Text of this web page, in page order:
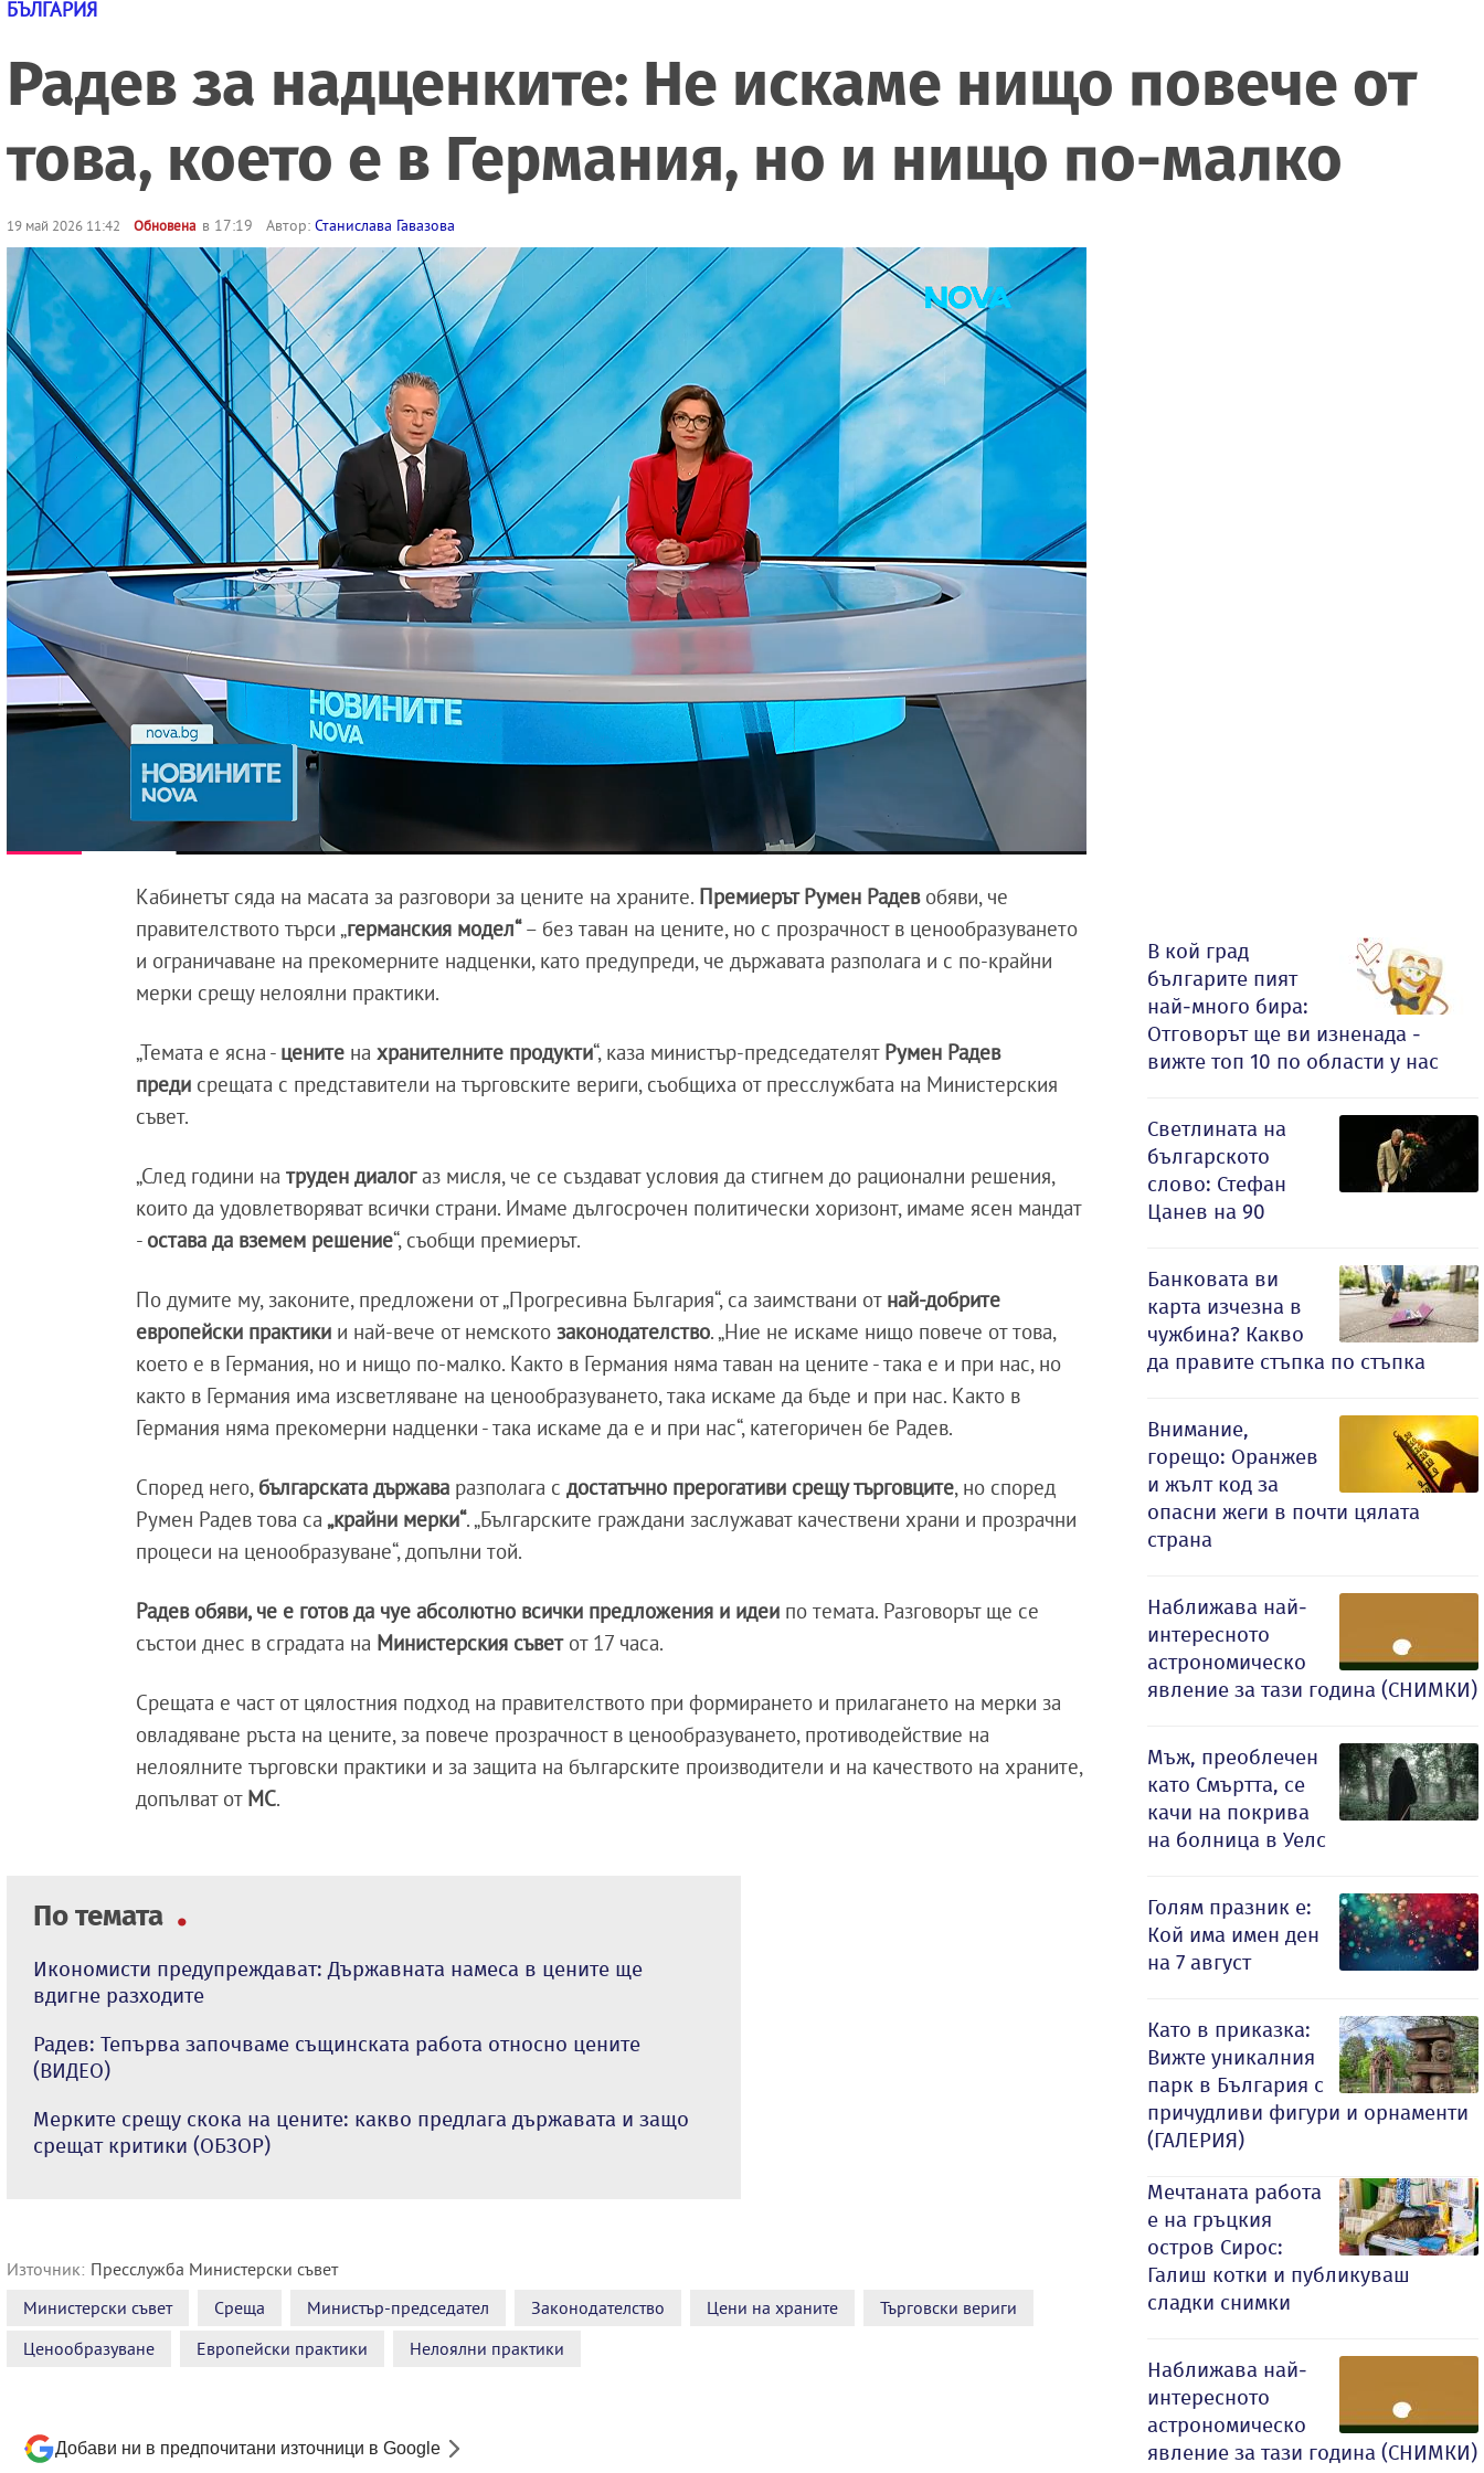
БЪЛГАРИЯ
Радев за надценките: Не искаме нищо повече от
това, което е в Германия, но и нищо по-малко
19 май 2026 11:42 Обновена в 17:19 Автор: Станислава Гавазова
Кабинетът сяда на масата за разговори за цените на храните. Премиерът Румен Радевобяви, че
правителството търси „германския модел“– без таван на цените, но с прозрачност в ценообразуването
и ограничаване на прекомерните надценки, като предупреди, че държавата разполага и с по-крайни
мерки срещу нелоялни практики.
„Темата е ясна - цените нахранителните продукти“, каза министър-председателят Румен Радев
преди срещата с представители на търговските вериги, съобщиха от пресслужбата на Министерския
съвет.
„След години натруден диалогаз мисля, че се създават условия да стигнем до рационални решения,
които да удовлетворяват всички страни. Имаме дългосрочен политически хоризонт, имаме ясен мандат
- остава да вземем решение“, съобщи премиерът.
По думите му, законите, предложени от „Прогресивна България“, са заимствани от най-добрите
европейски практики и най-вече от немскотозаконодателство. „Ние не искаме нищо повече от това,
което е в Германия, но и нищо по-малко. Както в Германия няма таван на цените - така е и при нас, но
както в Германия има изсветляване на ценообразуването, така искаме да бъде и при нас. Както в
Германия няма прекомерни надценки - така искаме да е и при нас“, категоричен бе Радев.
Според него, българската държава разполага сдостатъчно прерогативи срещу търговците, но според
Румен Радев това са „крайни мерки“. „Българските граждани заслужават качествени храни и прозрачни
процеси на ценообразуване“, допълни той.
Радев обяви, че е готов да чуе абсолютно всички предложения и идеи по темата. Разговорът ще се
състои днес в сградата на Министерския съветот 17 часа.
Срещата е част от цялостния подход на правителството при формирането и прилагането на мерки за
овладяване ръста на цените, за повече прозрачност в ценообразуването, противодействие на
нелоялните търговски практики и за защита на българските производители и на качеството на храните,
допълват от МС.
По темата
Икономисти предупреждават: Държавната намеса в цените ще
вдигне разходите
Радев: Тепърва започваме същинската работа относно цените
(ВИДЕО)
Мерките срещу скока на цените: какво предлага държавата и защо
срещат критики (ОБЗОР)
Източник: Пресслужба Министерски съвет
Министерски съвет
Среща Министър-председател Законодателство Цени на храните
Търговски вериги
Ценообразуване
Европейски практики Нелоялни практики
Добави ни в предпочитани източници в Google
В кой град
българите пият
най-много бира:
Отговорът ще ви изненада -
вижте топ 10 по области у нас
Светлината на
българското
слово: Стефан
Цанев на 90
Банковата ви
карта изчезна в
чужбина? Какво
да правите стъпка по стъпка
Внимание,
горещо: Оранжев
и жълт код за
опасни жеги в почти цялата
страна
Наближава най-
интересното
астрономическо
явление за тази година (СНИМКИ)
Мъж, преоблечен
като Смъртта, се
качи на покрива
на болница в Уелс
Голям празник е:
Кой има имен ден
на 7 август
Като в приказка:
Вижте уникалния
парк в България с
причудливи фигури и орнаменти
(ГАЛЕРИЯ)
Мечтаната работа
е на гръцкия
остров Сирос:
Галиш котки и публикуваш
сладки снимки
Наближава най-
интересното
астрономическо
явление за тази година (СНИМКИ)